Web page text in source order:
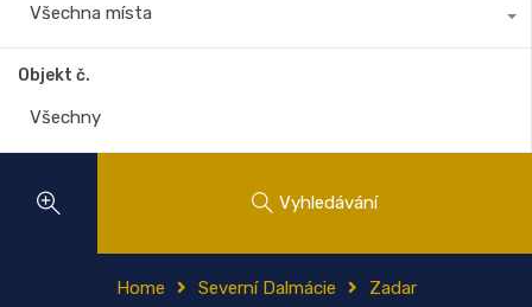
Všechna místa
Objekt č.
Vyhledávání
Home Severní Dalmácie Zadar